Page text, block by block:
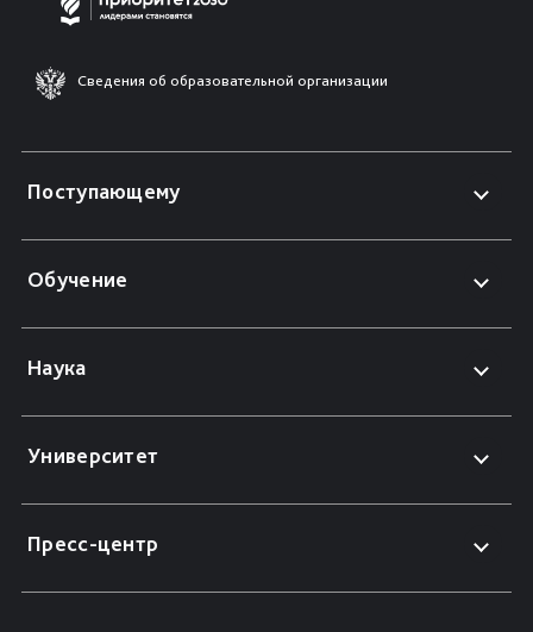
Сведения об образовательной организации
Поступающему
Обучение
Наука
Университет
Пресс-центр